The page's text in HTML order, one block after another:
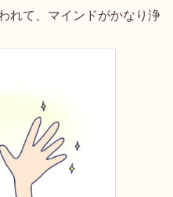
れて、マインドがかなり浄